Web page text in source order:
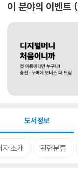
이 분야의 이벤트
도서정보
자 소개 관련분류